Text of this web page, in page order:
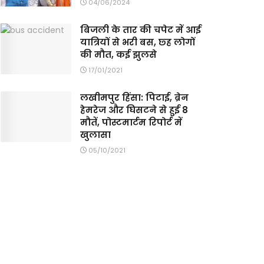
04/06/2024
बिजली के तार की चपेट में आई
यात्रियों से भरी बस, छ्ह लोगों
की मौत, कई झुलसे
17/01/2021
लखीमपुर हिंसा: पिटाई, ब्रेन
हेमरेज और घिसटने से हुई 8
मौतें, पोस्टमार्टम रिपोर्ट में
खुलासा
05/10/2021